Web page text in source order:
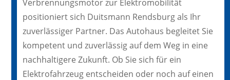
Verbrennungsmotor zur Elektromobilität
positioniert sich Duitsmann Rendsburg als Ihr
zuverlässiger Partner. Das Autohaus begleitet Sie
kompetent und zuverlässig auf dem Weg in eine
nachhaltigere Zukunft. Ob Sie sich für ein
Elektrofahrzeug entscheiden oder noch auf einen